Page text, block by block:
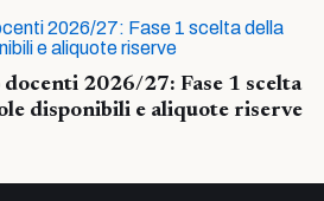
2026/27: Fase 1 scelta
disponibili e aliquote riserve